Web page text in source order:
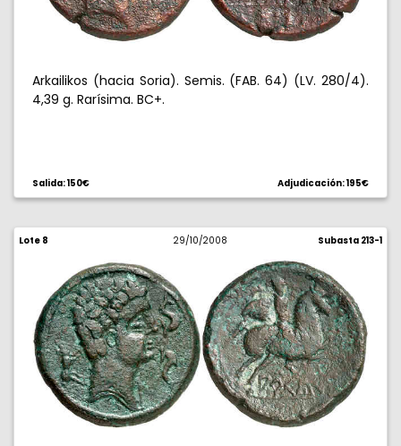
Arkailikos (hacia Soria). Semis. (FAB. 64) (LV. 280/4).
4,39 g. Rarísima. BC+.
Salida: 150€ Adjudicación: 195€
Lote 8 29/10/2008 Subasta 213-1